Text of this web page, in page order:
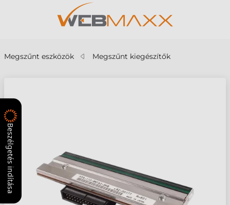
Megszűnt eszközök Megszűnt kiegészítők
Beszélgetés indítása